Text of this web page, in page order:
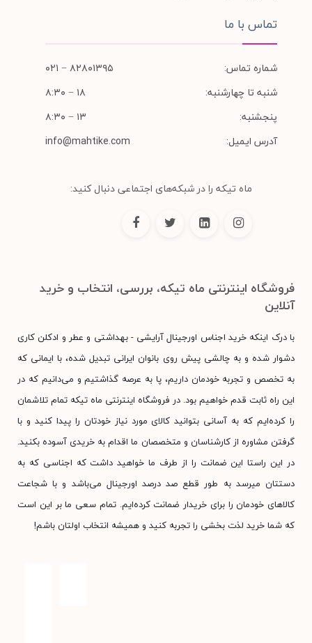
تماس با ما
شماره تماس:
۸۲۸۰۱۳۹۵ − ۰۲۱
شنبه تا چهارشنبه:
۱۸ − ۸:۳۰
پنجشنبه:
۱۳ − ۸:۳۰
آدرس ایمیل:
info@mahtike.com
ماه تیکه را در شبکه‌های اجتماعی دنبال کنید:
فروشگاه اینترنتی ماه تیکه، بررسی، انتخاب و خرید
آنلاین
با درک اینکه خرید اجناس اورجینال آرایشی - بهداشتی و عطر و ادکلن کاری
دشوار شده و به چالشی پیش روی بانوان ایرانی تبدیل شده، با ایمانی که
به تخصص و تجربه خودمان داریم، پا به عرصه گذاشتیم و می‌دانیم که در
این راه ثابت قدم خواهیم بود. در فروشگاه اینترنتی ماه تیکه تمام تلاشمان
را کرده‌ایم که به آسانی بتوانید کالای مورد نیاز خودتان را پیدا کنید و با
گرفتن مشاوره از کارشناسان و متخصصان ما اقدام به خریدی آسوده بکنید.
در این راستا این ضمانت را از طرف ما خواهید داشت که اجناسی که به
دستتان میرسد به طور قطع صد درصد اورجینال می‌باشد و با شجاعت
کالاهای خودمان را برای خریدار ضمانت کرده‌ایم. تمام سعی ما بر این است
که شما خرید لذت بخشی را تجربه کنید و همیشه انتخاب اولتان باشم!